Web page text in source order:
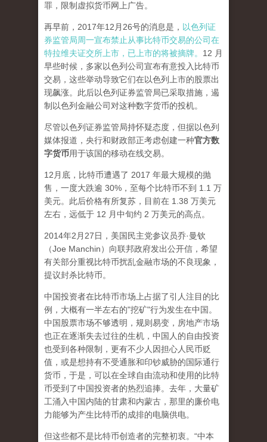
罪，限制虚拟货币网上广告。
再早前，2017年12月26号的消息是， 以色列证
券监管局周一宣布禁止从事比特币交易的公司在
特拉维夫证交所上市，已上市的将被摘牌。 12 月
早些时候，多家以色列公司宣布有意投入比特币
交易，这些举动导致它们在以色列上市的股票出
现飙涨。此后以色列证券监管局已采取措施，遏
制以色列金融公司对这种数字货币的投机。
尽管以色列证券监管局持怀疑态度，但据以色列
媒体报道，央行和财政部正考虑创建一种官方数
字货币用于该国的移动在线交易。
12月底，比特币遭遇了 2017 年最大规模的抛
售，一度大跌逾 30%，至每个比特币不到 1.1 万
美元。此后价格有所复苏，目前在 1.38 万美元
左右，远低于 12 月中旬约 2 万美元的高点。
2014年2月27日，美国民主党参议员乔·曼钦
（Joe Manchin）向联邦政府发出公开信，希望
有关部分重视比特币扰乱金融市场的不良现象，
提议封杀比特币。
中国投资者在比特币市场上占据了引人注目的比
例，大概有一半左右的"挖矿"行为发生在中国。
中国股票市场不够透明，规则易变，房地产市场
也正在逐渐失去过往的生机，中国人的自由投资
也受到各种限制，更有不少人因担心人民币贬
值，或是想持有不受通胀和印钞威胁的国际通行
货币，于是，可以在全球自由流动和使用的比特
币受到了中国投资者的热烈追捧。去年，大量矿
工涌入中国内陆的甘肃和内蒙古，那里的廉价电
力能够为产生比特币的成排的电脑供电。
但这些都不是比特币创造者的完整初衷。“中本